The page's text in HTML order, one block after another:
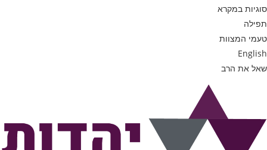
סוגיות במקרא
תפילה
טעמי המצוות
English
שאל את הרב